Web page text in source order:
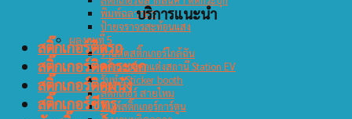
พิมพ์ฉลากยา
ป้ายจราจรสะท้อนแสง
ผลงานที่ 5
ร้านตัดสติ๊กเกอร์ใกล้ฉัน
สติ๊กเกอร์ตกแต่งสถานี Station EV
รับทำ Sticker booth
สติ๊กเกอร์ สายไหม
พิมพ์สติ๊กเกอร์การ์ตูน
บริการแนะนำ
สติ๊กเกอร์ติดรถ
สติ๊กเกอร์ติดกระจก
สติ๊กเกอร์ติดผนัง
สติ๊กเกอร์ซีทรู